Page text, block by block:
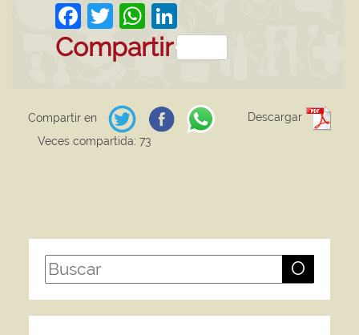
Facebook
TwitterWhatsApp
Compartir
Compartir en
Descargar
Veces compartida: 73
O